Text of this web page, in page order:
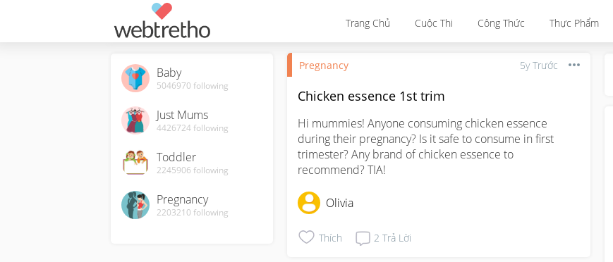
Trang Chủ Cuộc Thi Công Thức Thực Phẩm
Baby
5046970 following
Just Mums
4426724following
Toddler
2245906 following
Pregnancy
2203210 following
Pregnancy 5y Trước
Chicken essence 1st trim
Hi mummies! Anyone consuming chicken essence
during their pregnancy? Is it safe to consume in first
trimester? Any brand of chicken essence to
recommend? TIA!
Olivia
Thích 2 Trả Lời